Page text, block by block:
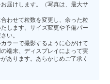
届けします。（写真は、最大サ
わせて粒数を変更し、余った粒
します。サイズ変更や予備パー
い。
ラーで撮影するように心がけて
端末、ディスプレイによって実
あります。あらかじめご了承く